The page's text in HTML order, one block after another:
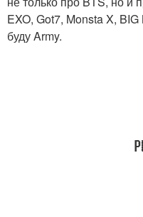
EXO, Got7, Monsta X,
буду Army.